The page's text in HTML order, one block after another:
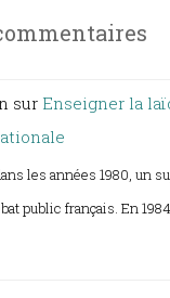
sur Enseigner la
les années 1980, un
public français. En